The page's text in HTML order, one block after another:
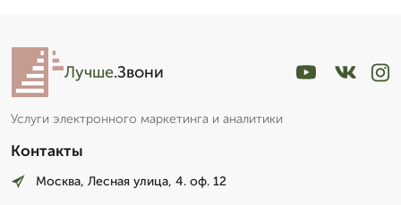
Лучше.Звони
Услуги электронного маркетинга и аналитики
Контакты
Москва, Лесная улица, 4. оф. 12